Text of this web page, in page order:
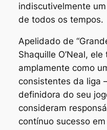
indiscutivelmente
de todos os tempos.
Apelidado de
Shaquille O’Neal,
amplamente como
consistentes da liga
definidora do seu
consideram
contínuo sucesso